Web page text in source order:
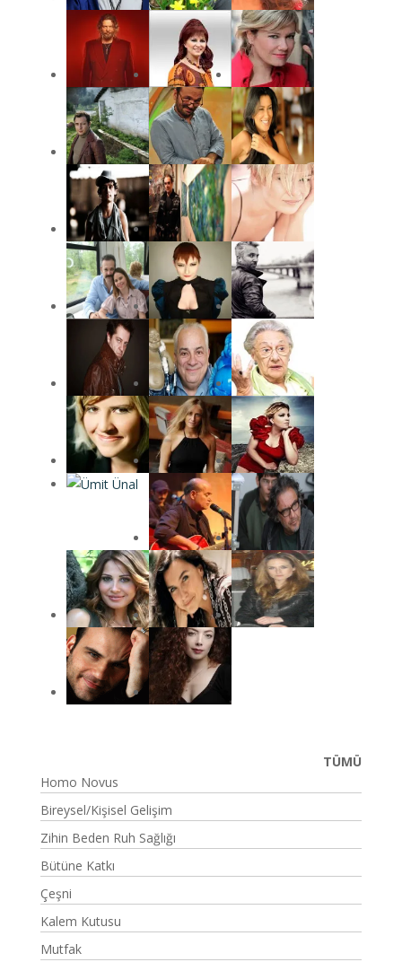
TÜMÜ
Homo Novus
Bireysel/Kişisel Gelişim
Zihin Beden Ruh Sağlığı
Bütüne Katkı
Çeşni
Kalem Kutusu
Mutfak